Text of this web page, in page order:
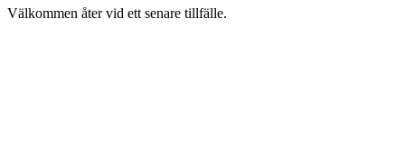
Välkommen åter vid ett senare tillfälle.